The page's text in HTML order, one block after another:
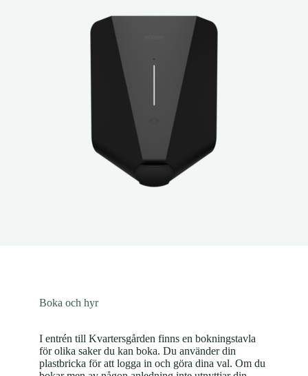
Boka och hyr
I entrén till Kvartersgården finns en bokningstavla
för olika saker du kan boka. Du använder din
plastbricka för att logga in och göra dina val. Om du